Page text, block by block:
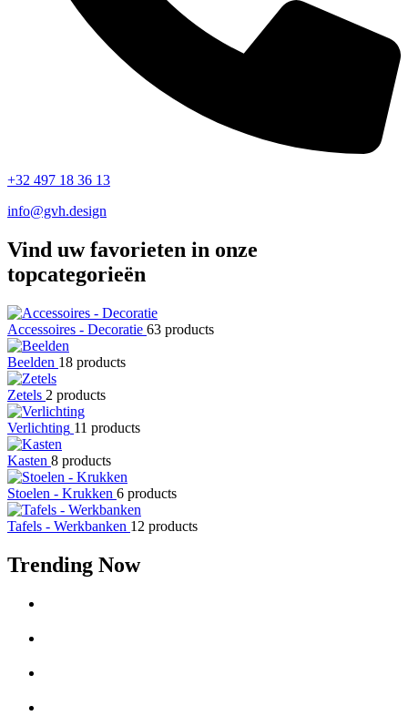
+32 497 18 36 13
info@gvh.design
Vind uw favorieten in onze
topcategorieën
Accessoires - Decoratie 63 products
Beelden 18 products
Zetels 2 products
Verlichting 11 products
Kasten 8 products
Stoelen - Krukken 6 products
Tafels - Werkbanken 12 products
Trending Now